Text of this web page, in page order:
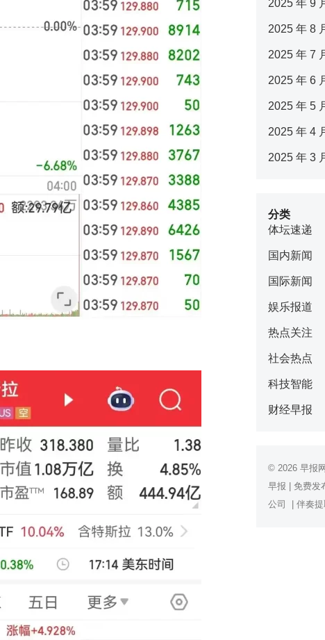
2025 年 9
2025 年 8
2025 年 7
2025 年 6
2025 年 5
2025 年 4
2025 年 3
分类
体坛速递
国内新闻
国际新闻
娱乐报道
热点关注
社会热点
科技智能
财经早报
© 2026 早报网
早报
免费发
公司
伴奏提